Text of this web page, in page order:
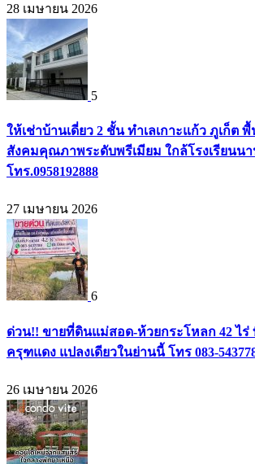
28 เมษายน 2026
5
ให้เช่าบ้านเดี่ยว 2 ชั้น ทำเลเกาะแก้ว ภูเก็ต
สังคมคุณภาพระดับพรีเมียม ใกล้โรงเรียนน
โทร.0958192888
27 เมษายน 2026
6
ด่วน!! ขายที่ดินแม่สอด-ห้วยกระโหลก 42 ไ
ครุฑแดง แปลงเดียวในย่านนี้ โทร 083-
26 เมษายน 2026